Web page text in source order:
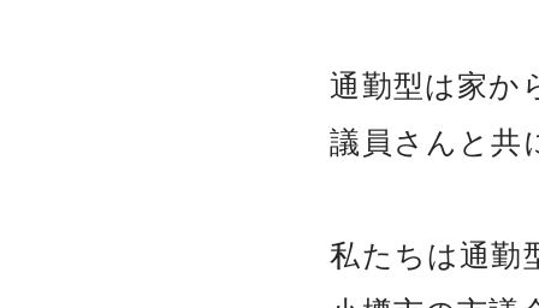
通勤型は家か
議員さんと共
私たちは通勤